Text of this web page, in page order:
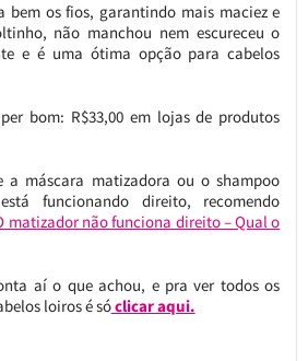
bem os fios, garantindo mais maciez e
não manchou nem escureceu o
e é uma ótima opção para cabelos
bom: R$33,00 em lojas de produtos
a máscara matizadora ou o shampoo
funcionando direito, recomendo
matizador não funciona direito – Qual o
aí o que achou, e pra ver todos os
loiros é sóclicar aqui.